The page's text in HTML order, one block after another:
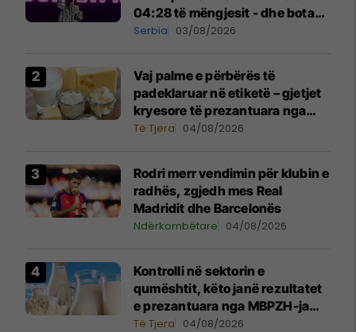
04:28 të mëngjesit - dhe bota
digjitale serbe shpall gjendjen e
Serbia 03/08/2026
Vaj palme e përbërës të
padeklaruar në etiketë – gjetjet
kryesore të prezantuara nga
AUV-i pas kontrollit në sektorin
Të Tjera 04/08/2026
Rodri merr vendimin për klubin e
radhës, zgjedh mes Real
Madridit dhe Barcelonës
Ndërkombëtare 04/08/2026
Kontrolli në sektorin e
qumështit, këto janë rezultatet
e prezantuara nga MBPZH-ja
dhe AUV
Të Tjera 04/08/2026